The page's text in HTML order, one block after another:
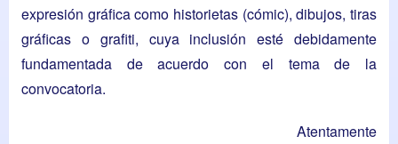
expresión gráfica como historietas (cómic), dibujos, tiras
gráficas o grafiti, cuya inclusión esté debidamente
fundamentada de acuerdo con el tema de la
convocatoria.
Atentamente